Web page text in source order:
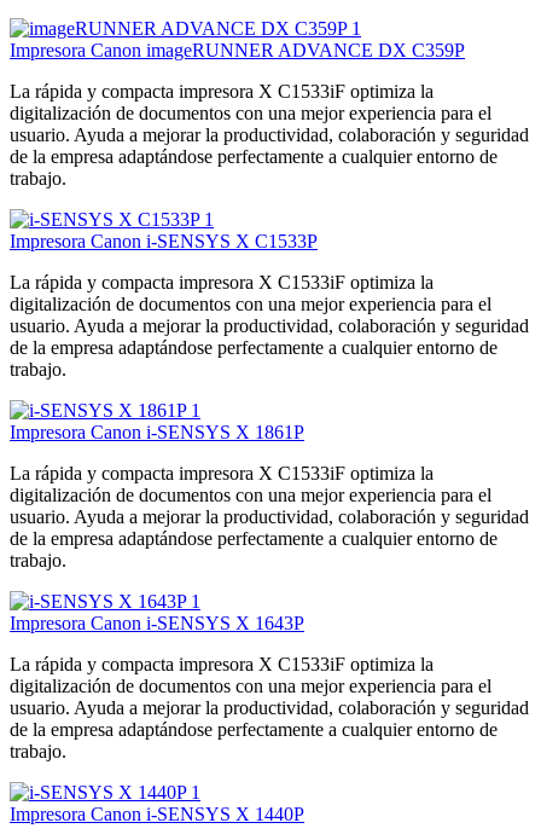
Impresora Canon imageRUNNER ADVANCE DX C359P
La rápida y compacta impresora X C1533iF optimiza la
digitalización de documentos con una mejor experiencia para el
usuario. Ayuda a mejorar la productividad, colaboración y seguridad
de la empresa adaptándose perfectamente a cualquier entorno de
trabajo.
Impresora Canon i-SENSYS X C1533P
La rápida y compacta impresora X C1533iF optimiza la
digitalización de documentos con una mejor experiencia para el
usuario. Ayuda a mejorar la productividad, colaboración y seguridad
de la empresa adaptándose perfectamente a cualquier entorno de
trabajo.
Impresora Canon i-SENSYS X 1861P
La rápida y compacta impresora X C1533iF optimiza la
digitalización de documentos con una mejor experiencia para el
usuario. Ayuda a mejorar la productividad, colaboración y seguridad
de la empresa adaptándose perfectamente a cualquier entorno de
trabajo.
Impresora Canon i-SENSYS X 1643P
La rápida y compacta impresora X C1533iF optimiza la
digitalización de documentos con una mejor experiencia para el
usuario. Ayuda a mejorar la productividad, colaboración y seguridad
de la empresa adaptándose perfectamente a cualquier entorno de
trabajo.
Impresora Canon i-SENSYS X 1440P